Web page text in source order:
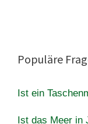
Populäre
Ist ein
Ist das Meer in